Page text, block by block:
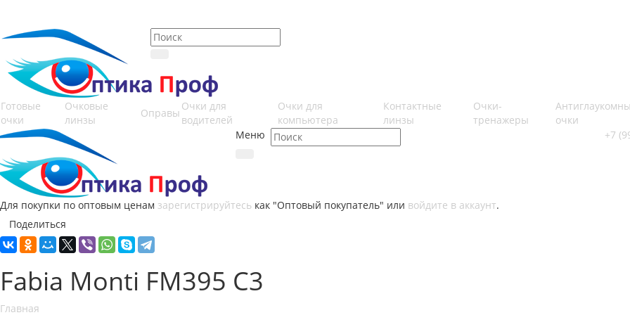
Готовые
очки
Очковые
линзы
Оправы
Очки для
водителей
Очки для
компьютера
Контактные
линзы
Очки-
тренажеры
очки
Меню
+7
Для покупки по оптовым ценам зарегистрируйтесь как "Оптовый покупатель" или войдите в аккаунт.
Поделиться
Fabia Monti FM395 C3
Главная